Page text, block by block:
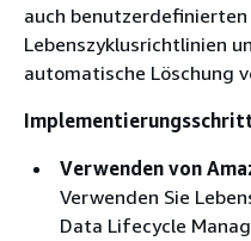
auch
Lebenszyklusrichtlinien
automatische Löschung
Verwenden von
Verwenden Sie
Data Lifecycle